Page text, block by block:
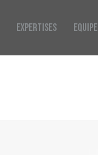
EXPERTISES EQUIPE